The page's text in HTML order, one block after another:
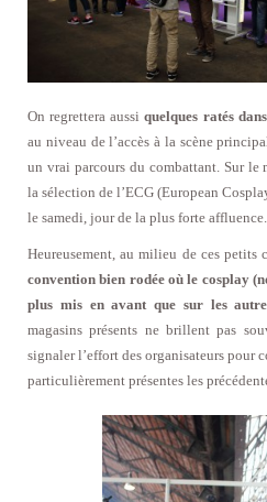
On regrettera aussiquelques ratés
au niveau de l’accès à la scène
un vrai parcours du combattant. Sur le
la sélection de l’ECG (European
le samedi, jour de la plus forte affluence.
Heureusement, au milieu de ces petits
convention bien rodée où le cosplay
plus mis en avant que sur les
magasins présents ne brillent pas
signaler l’effort des organisateurs pour
particulièrement présentes les